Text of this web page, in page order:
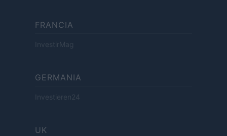
FRANCIA
InvestirMag
GERMANIA
Investieren24
UK